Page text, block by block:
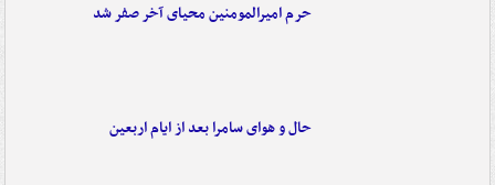
حرم امیرالمومنین محیای آخر صفر شد
حال و هوای سامرا بعد از ایام اربعین